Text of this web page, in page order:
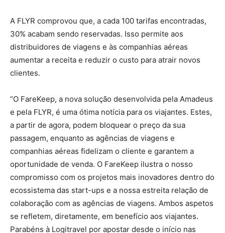
A FLYR comprovou que, a cada 100 tarifas encontradas,
30% acabam sendo reservadas. Isso permite aos
distribuidores de viagens e às companhias aéreas
aumentar a receita e reduzir o custo para atrair novos
clientes.
“O FareKeep, a nova solução desenvolvida pela Amadeus
e pela FLYR, é uma ótima notícia para os viajantes. Estes,
a partir de agora, podem bloquear o preço da sua
passagem, enquanto as agências de viagens e
companhias aéreas fidelizam o cliente e garantem a
oportunidade de venda. O FareKeep ilustra o nosso
compromisso com os projetos mais inovadores dentro do
ecossistema das start-ups e a nossa estreita relação de
colaboração com as agências de viagens. Ambos aspetos
se refletem, diretamente, em benefício aos viajantes.
Parabéns à Logitravel por apostar desde o início nas